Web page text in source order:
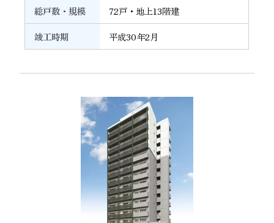
総戸数・規模
72戸・地上13階建
竣工時期
平成30年2月